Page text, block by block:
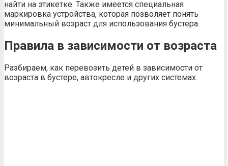
найти на этикетке. Также имеется специальная
маркировка устройства, которая позволяет понять
минимальный возраст для использования бустера.
Правила в зависимости от возраста
Разбираем, как перевозить детей в зависимости от
возраста в бустере, автокресле и других системах.